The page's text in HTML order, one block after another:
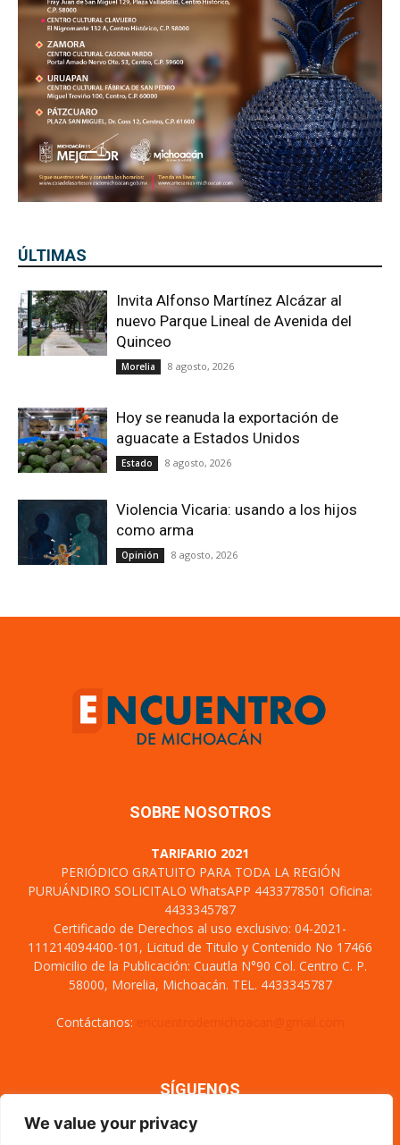
We value your privacy
ÚLTIMAS
Invita Alfonso Martínez Alcázar al
nuevo Parque Lineal de Avenida del
Quinceo
Morelia 8 agosto, 2026
Hoy se reanuda la exportación de
aguacate a Estados Unidos
Estado 8 agosto, 2026
Violencia Vicaria: usando a los hijos
como arma
Opinión 8 agosto, 2026
SOBRE NOSOTROS
TARIFARIO 2021
PERIÓDICO GRATUITO PARA TODA LA REGIÓN
PURUÁNDIRO SOLICITALO WhatsAPP 4433778501 Oficina:
4433345787
Certificado de Derechos al uso exclusivo: 04-2021-
111214094400-101, Licitud de Titulo y Contenido No 17466
Domicilio de la Publicación: Cuautla N°90 Col. Centro C. P.
58000, Morelia, Michoacán. TEL. 4433345787
Contáctanos:
SÍGUENOS